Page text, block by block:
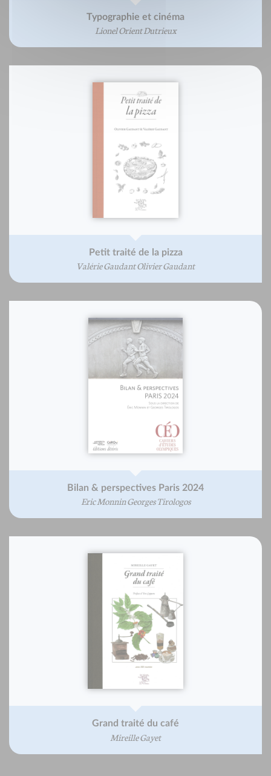
Typographie et cinéma
Lionel Orient Dutrieux
Petit traité de la pizza
Valérie Gaudant Olivier Gaudant
Bilan & perspectives Paris 2024
Eric Monnin Georges Tirologos
Grand traité du café
Mireille Gayet